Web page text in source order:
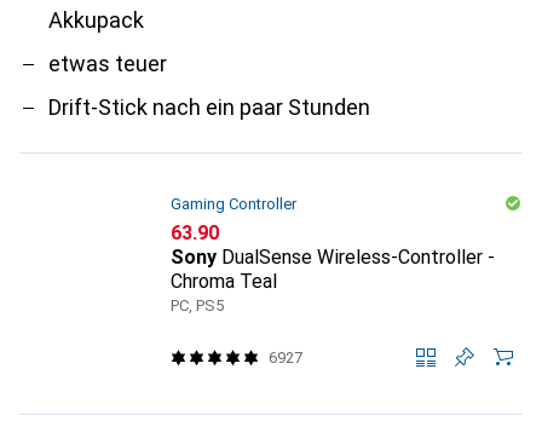
Akkupack
etwas teuer
Drift-Stick nach ein paar Stunden
Gaming Controller
CHF
63.90
Sony DualSense Wireless-Controller -
Chroma Teal
PC, PS5
6927